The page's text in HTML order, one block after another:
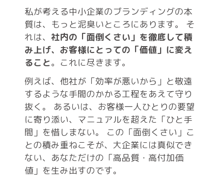
私が考える中小企業のブランディングの本
質は、もっと泥臭いところにあります。 そ
れは、 社内の「面倒くさい」を徹底して積
み上げ、お客様にとっての「価値」に変え
ること。これに尽きます。
例えば、他社が「効率が悪いから」と敬遠
するような手間のかかる工程をあえて守り
抜く。 あるいは、お客様一人ひとりの要望
に寄り添い、マニュアルを超えた「ひと手
間」を惜しまない。 この「面倒くさい」こ
との積み重ねこそが、大企業には真似でき
ない、あなただけの「高品質・高付加価
値」を生み出すのです。